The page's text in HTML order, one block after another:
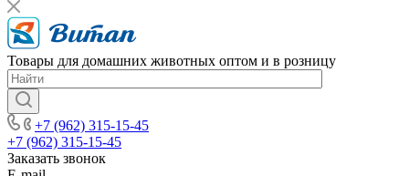
Товары для домашних животных оптом и в розницу
+7 (962) 315-15-45
+7 (962) 315-15-45
Заказать звонок